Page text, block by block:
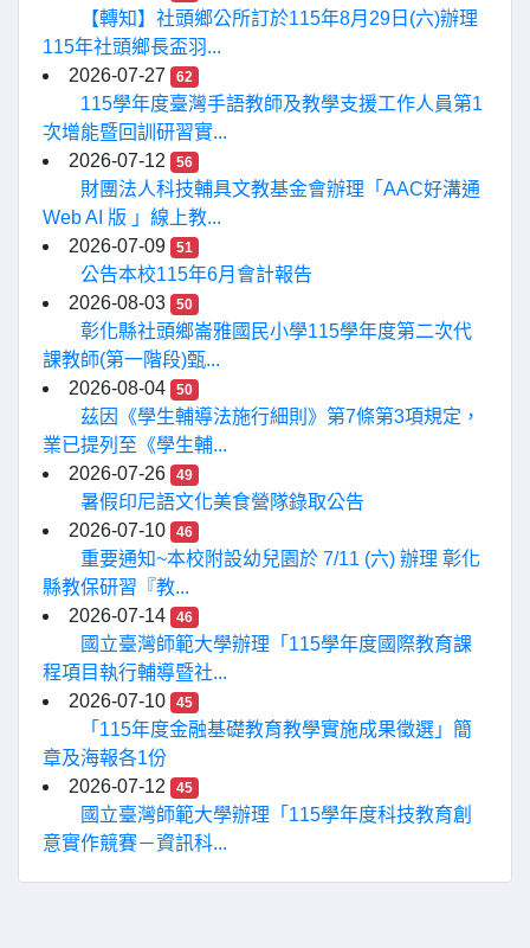
【轉知】社頭鄉公所訂於115年8月29日(六)辦理
115年社頭鄉長盃羽...
2026-07-27
62
115學年度臺灣手語教師及教學支援工作人員第1
次增能暨回訓研習實...
2026-07-12
56
財團法人科技輔具文教基金會辦理「AAC好溝通
Web AI 版 」線上教...
2026-07-09
51
公告本校115年6月會計報告
2026-08-03
50
彰化縣社頭鄉崙雅國民小學115學年度第二次代
課教師(第一階段)甄...
2026-08-04
50
茲因《學生輔導法施行細則》第7條第3項規定，
業已提列至《學生輔...
2026-07-26
49
暑假印尼語文化美食營隊錄取公告
2026-07-10
46
重要通知~本校附設幼兒園於 7/11 (六) 辦理 彰化
縣教保研習『教...
2026-07-14
46
國立臺灣師範大學辦理「115學年度國際教育課
程項目執行輔導暨社...
2026-07-10
45
「115年度金融基礎教育教學實施成果徵選」簡
章及海報各1份
2026-07-12
45
國立臺灣師範大學辦理「115學年度科技教育創
意實作競賽－資訊科...